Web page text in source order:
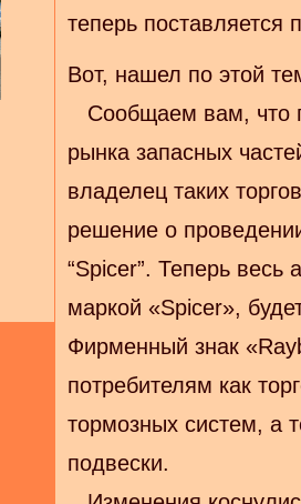
теперь поставляется
Вот, нашел по этой
Сообщаем вам, что
рынка запасных
владелец таких
решение о
“Spicer”. Теперь
маркой «Spicer»,
Фирменный знак
потребителям как
тормозных систем, а
подвески.